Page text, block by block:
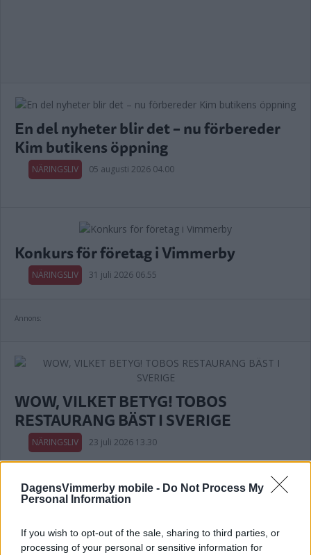
DagensVimmerby mobile - Do Not Process My
Personal Information
If you wish to opt-out of the sale, sharing to third parties, or
processing of your personal or sensitive information for
En del nyheter blir det – nu förbereder
Kim butikens öppning
NÄRINGSLIV 05 augusti 2026 04.00
Konkurs för företag i Vimmerby
NÄRINGSLIV 31 juli 2026 06.55
Annons:
WOW, VILKET BETYG! TOBOS
RESTAURANG BÄST I SVERIGE
NÄRINGSLIV 23 juli 2026 13.30
är nya lokalen
NÄRINGSLIV 20 juli 2026 18.00